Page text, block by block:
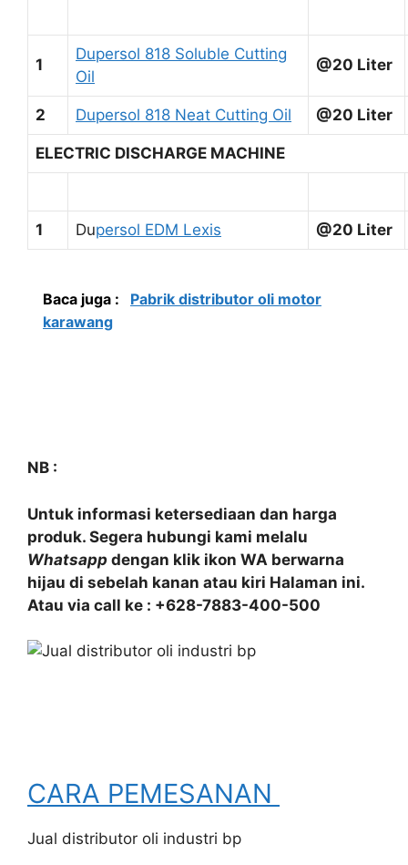
1
Dupersol 818 Soluble Cutting
Oil
@20 Liter
2 Dupersol 818 Neat Cutting Oil @20 Liter
ELECTRIC DISCHARGE MACHINE
1 Dupersol EDM Lexis @20 Liter
Baca juga :
Pabrik distributor oli motor
karawang
NB :
Untuk informasi ketersediaan dan harga
produk. Segera hubungi kami melalu
Whatsapp dengan klik ikon WA berwarna
hijau di sebelah kanan atau kiri Halaman ini.
Atau via call ke : +628-7883-400-500
CARA PEMESANAN
Jual distributor oli industri bp